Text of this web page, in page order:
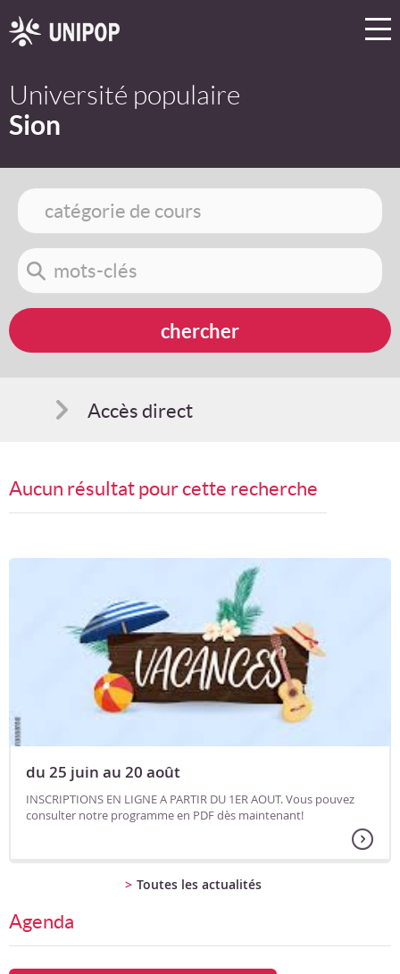
Université populaire
Sion
Accès direct
Suggestions
Programme en PDF
Aucun résultat pour cette recherche
du 25 juin au 20 août
INSCRIPTIONS EN LIGNE A PARTIR DU 1ER AOUT. Vous pouvez
consulter notre programme en PDF dès maintenant!
Toutes les actualités
Agenda